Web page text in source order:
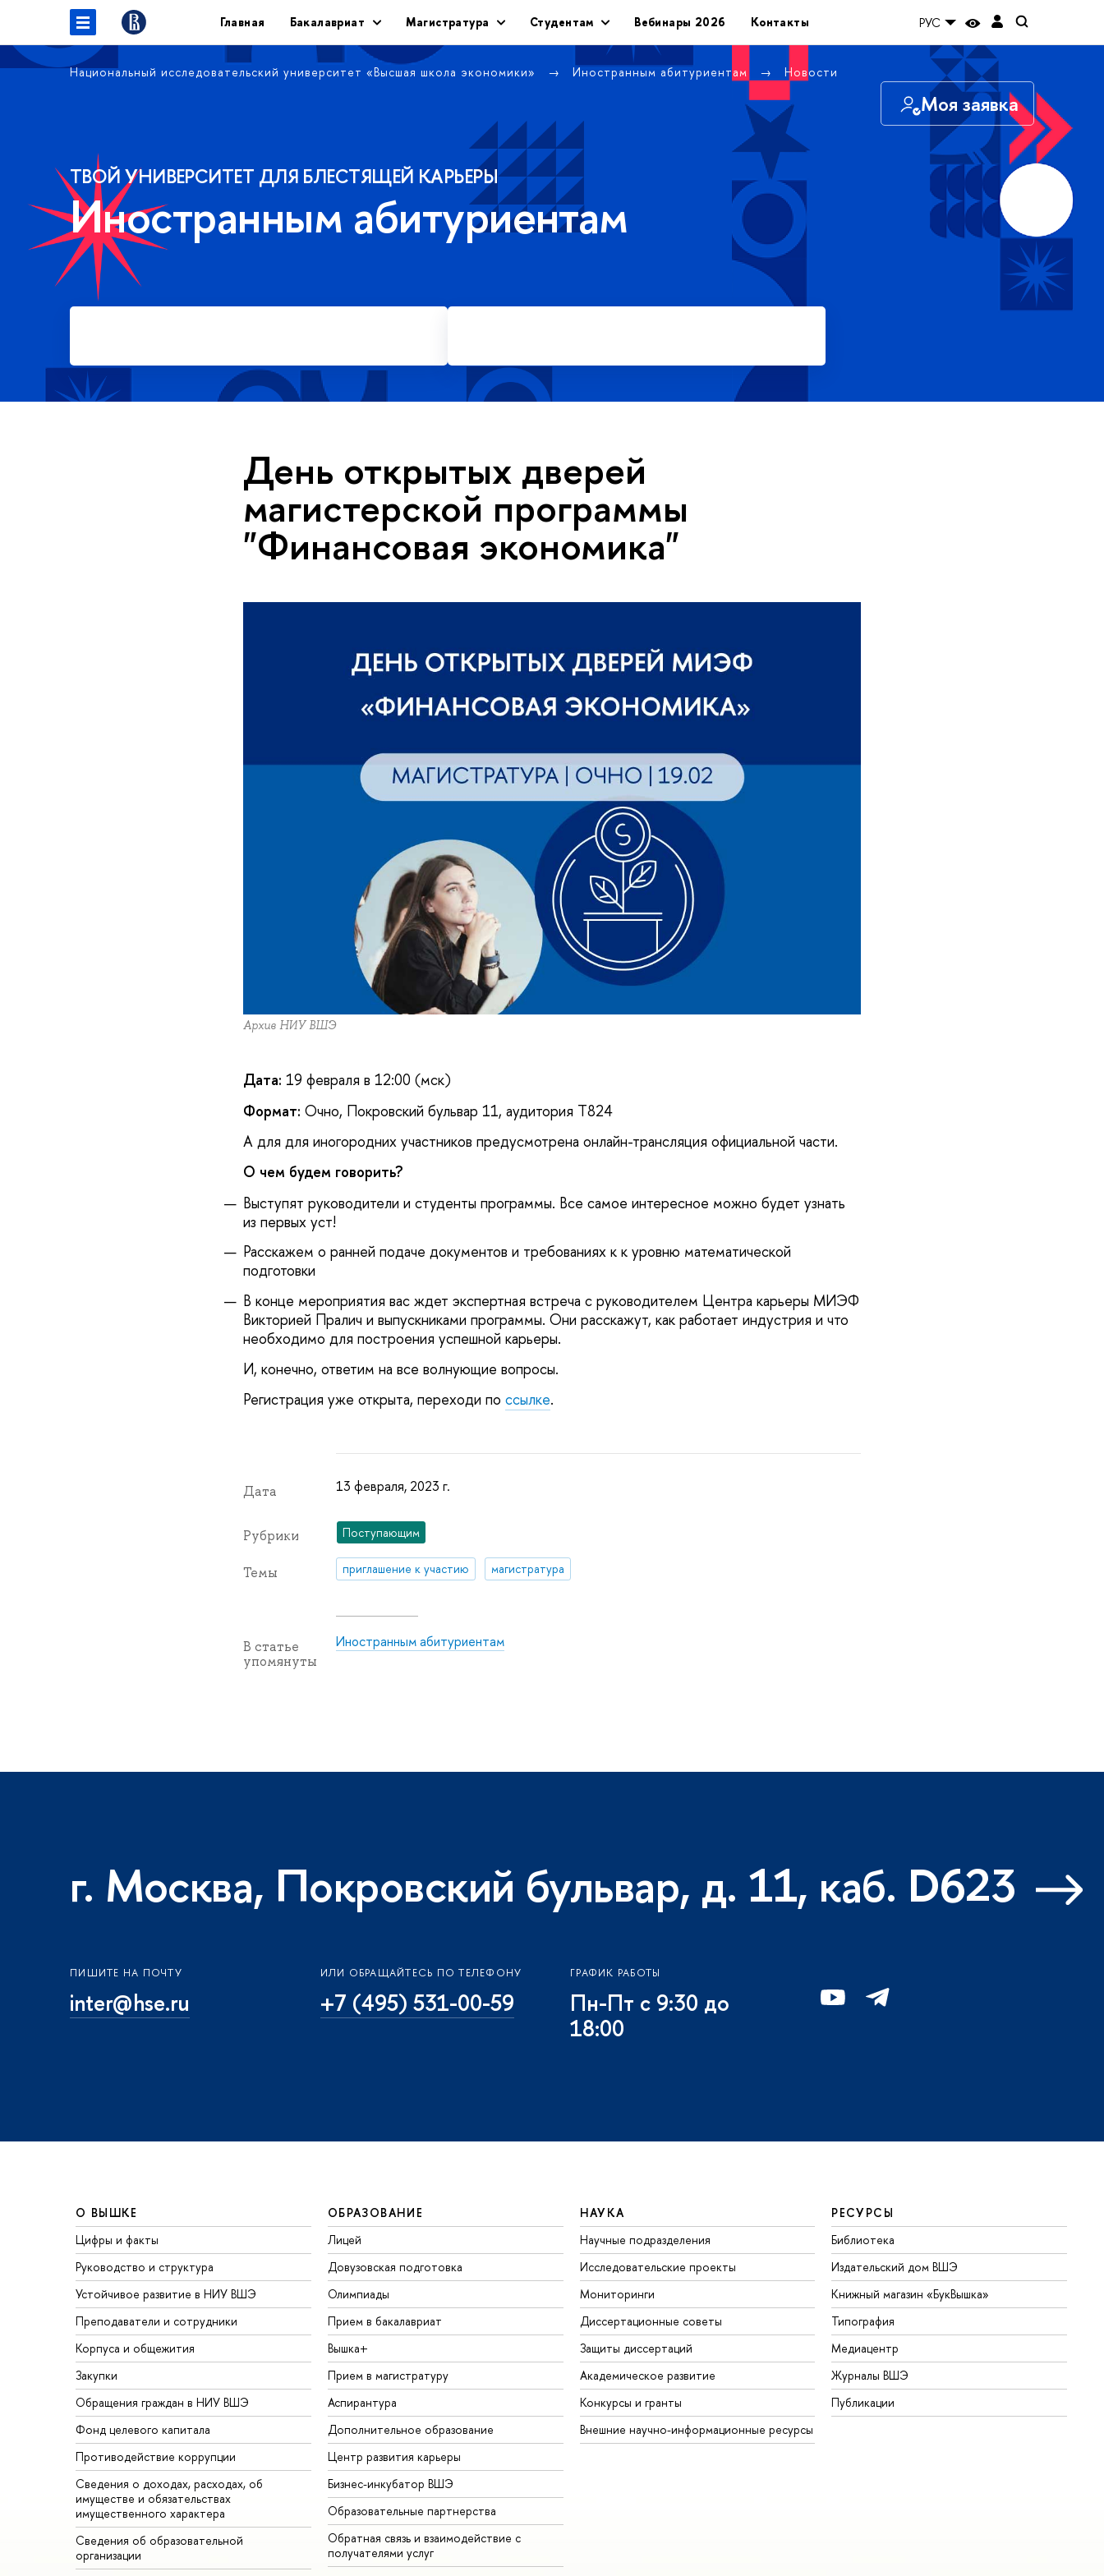
Главная Бакалавриат Магистратура Студентам Вебинары 2026 Контакты РУС
Национальный исследовательский университет «Высшая школа экономики» Иностранным абитуриентам Новости
Моя заявка
ТВОЙ УНИВЕРСИТЕТ ДЛЯ БЛЕСТЯЩЕЙ КАРЬЕРЫ
Иностранным абитуриентам
День открытых дверей
магистерской программы
"Финансовая экономика"
Архив НИУ ВШЭ
Дата: 19 февраля в 12:00 (мск)
Формат: Очно, Покровский бульвар 11, аудитория T824
А для для иногородних участников предусмотрена онлайн-трансляция официальной части.
О чем будем говорить?
Выступят руководители и студенты программы. Все самое интересное можно будет узнать
из первых уст!
Расскажем о ранней подаче документов и требованиях к к уровню математической
подготовки
В конце мероприятия вас ждет экспертная встреча с руководителем Центра карьеры МИЭФ
Викторией Пралич и выпускниками программы. Они расскажут, как работает индустрия и что
необходимо для построения успешной карьеры.
И, конечно, ответим на все волнующие вопросы.
Регистрация уже открыта, переходи по ссылке.
Дата 13 февраля, 2023 г.
Рубрики Поступающим
Темы приглашение к участию магистратура
В статье
упомянуты
Иностранным абитуриентам
г. Москва, Покровский бульвар, д. 11, каб. D623
ПИШИТЕ НА ПОЧТУ
inter@hse.ru
ИЛИ ОБРАЩАЙТЕСЬ ПО ТЕЛЕФОНУ
+7 (495) 531-00-59
ГРАФИК РАБОТЫ
Пн-Пт с 9:30 до
18:00
О ВЫШКЕ
Цифры и факты
Руководство и структура
Устойчивое развитие в НИУ ВШЭ
Преподаватели и сотрудники
Корпуса и общежития
Закупки
Обращения граждан в НИУ ВШЭ
Фонд целевого капитала
Противодействие коррупции
Сведения о доходах, расходах, об
имуществе и обязательствах
имущественного характера
Сведения об образовательной
организации
ОБРАЗОВАНИЕ
Лицей
Довузовская подготовка
Олимпиады
Прием в бакалавриат
Вышка+
Прием в магистратуру
Аспирантура
Дополнительное образование
Центр развития карьеры
Бизнес-инкубатор ВШЭ
Образовательные партнерства
Обратная связь и взаимодействие с
получателями услуг
НАУКА
Научные подразделения
Исследовательские проекты
Мониторинги
Диссертационные советы
Защиты диссертаций
Академическое развитие
Конкурсы и гранты
Внешние научно-информационные ресурсы
РЕСУРСЫ
Библиотека
Издательский дом ВШЭ
Книжный магазин «БукВышка»
Типография
Медиацентр
Журналы ВШЭ
Публикации